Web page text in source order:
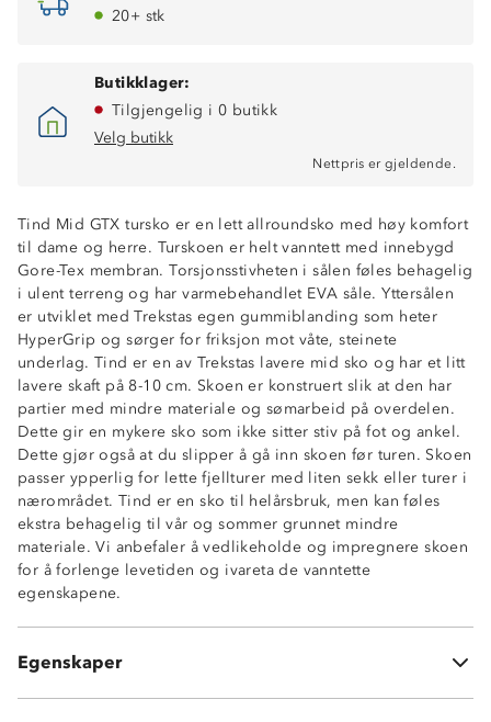
20+ stk
Butikklager:
Tilgjengelig i 0 butikk
Velg butikk
Nettpris er gjeldende.
Tind Mid GTX tursko er en lett allroundsko med høy komfort
til dame og herre. Turskoen er helt vanntett med innebygd
Gore-Tex membran. Torsjonsstivheten i sålen føles behagelig
i ulent terreng og har varmebehandlet EVA såle. Yttersålen
er utviklet med Trekstas egen gummiblanding som heter
HyperGrip og sørger for friksjon mot våte, steinete
underlag. Tind er en av Trekstas lavere mid sko og har et litt
lavere skaft på 8-10 cm. Skoen er konstruert slik at den har
partier med mindre materiale og sømarbeid på overdelen.
Dette gir en mykere sko som ikke sitter stiv på fot og ankel.
Dette gjør også at du slipper å gå inn skoen før turen. Skoen
passer ypperlig for lette fjellturer med liten sekk eller turer i
nærområdet. Tind er en sko til helårsbruk, men kan føles
ekstra behagelig til vår og sommer grunnet mindre
materiale. Vi anbefaler å vedlikeholde og impregnere skoen
for å forlenge levetiden og ivareta de vanntette
egenskapene.
Egenskaper
Gore-Tex-membran
ComfortFit: normal passform
Overdel i syntetisk vannavvisende mesh
Grovmønstret patentert HyperGrip-såle